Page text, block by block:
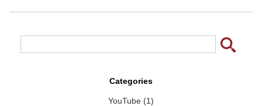
Categories
YouTube (1)